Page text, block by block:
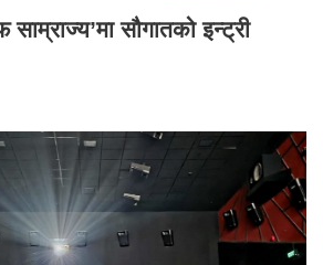
सौगातको इन्ट्री